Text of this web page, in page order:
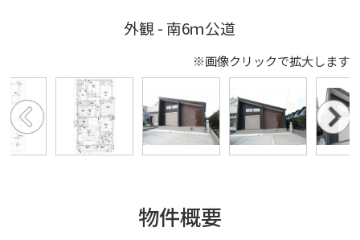
外観 - 南6ｍ公道
※画像クリックで拡大します
物件概要